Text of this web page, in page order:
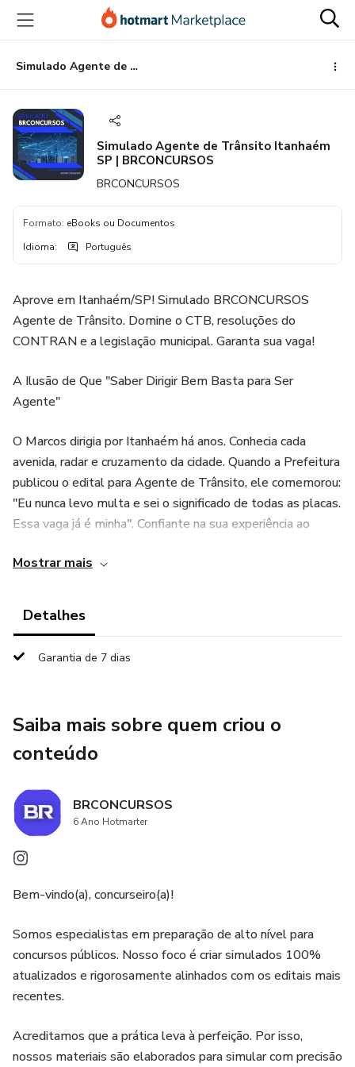
para
conteúdo
principal
para
pagamento
para
rodapé
Simulado Agente de Trânsito Itanhaém SP | BRCONCURSOS
Simulado Agente de Trânsito Itanhaém
SP | BRCONCURSOS
BRCONCURSOS
Formato: eBooks ou Documentos
Idioma: Português
Aprove em Itanhaém/SP! Simulado BRCONCURSOS
Agente de Trânsito. Domine o CTB, resoluções do
CONTRAN e a legislação municipal. Garanta sua vaga!
A Ilusão de Que "Saber Dirigir Bem Basta para Ser
Agente"
O Marcos dirigia por Itanhaém há anos. Conhecia cada
avenida, radar e cruzamento da cidade. Quando a Prefeitura
publicou o edital para Agente de Trânsito, ele comemorou:
"Eu nunca levo multa e sei o significado de todas as placas.
Essa vaga já é minha". Confiante na sua experiência ao
ignorou a parte pesada do edital.
expectativas. A banca não queria saber se ele era um
profundo na legislação: exigiram o domínio absoluto da
processual das autuações, medidas administrativas e o
Estatuto dos Servidores de Itanhaém. O Marcos travou.
municipal de trânsito que a prefeitura exigia. Viu o salário e
a estabilidade escorrerem pelas mãos por subestimar a lei.
Passar para Agente de Trânsito exige uma mentalidade de
treino cirúrgico nas leis de mobilidade e nos procedimentos
Para você não cometer o erro do Marcos, a
BRCONCURSOS desenvolveu o Simulado Agente de
Trânsito - Itanhaém/SP. Um treinamento de elite,
O que você garante no seu arsenal de estudos:
Mostrar mais
Detalhes
Garantia de 7 dias
Saiba mais sobre quem criou o
conteúdo
BRCONCURSOS
6 Ano Hotmarter
Bem-vindo(a), concurseiro(a)!
​Somos especialistas em preparação de alto nível para
concursos públicos. Nosso foco é criar simulados 100%
atualizados e rigorosamente alinhados com os editais mais
recentes.
​Acreditamos que a prática leva à perfeição. Por isso,
nossos materiais são elaborados para simular com precisão